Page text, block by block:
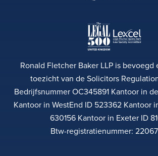
Ronald Fletcher Baker LLP is bevoegd
toezicht van de Solicitors
Bedrijfsnummer OC345891 Kantoor in
Kantoor in WestEnd ID 523362 Kantoor
630156 Kantoor in Exeter ID
Btw-registratienummer: